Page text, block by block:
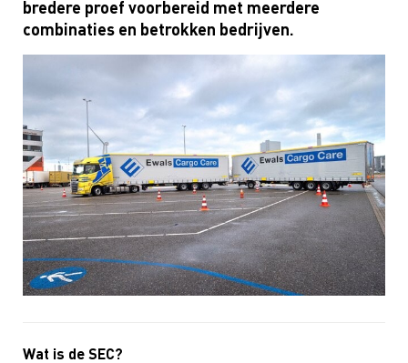
bredere proef voorbereid met meerdere
combinaties en betrokken bedrijven.
Wat is de SEC?